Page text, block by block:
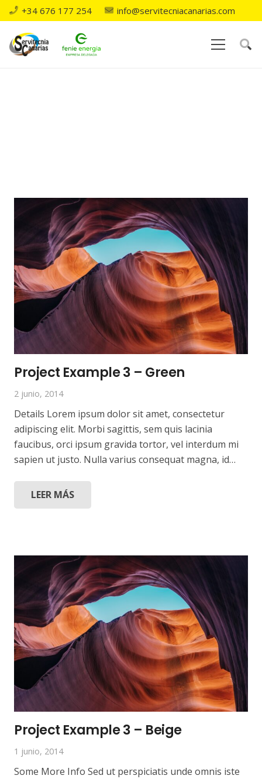
+34 676 177 254 info@servitecniacanarias.com
Project Example 3 – Green
2 junio, 2014
Details Lorem ipsum dolor sit amet, consectetur
adipiscing elit. Morbi sagittis, sem quis lacinia
faucibus, orci ipsum gravida tortor, vel interdum mi
sapien ut justo. Nulla varius consequat magna, id…
LEER MÁS
Project Example 3 – Beige
1 junio, 2014
Some More Info Sed ut perspiciatis unde omnis iste